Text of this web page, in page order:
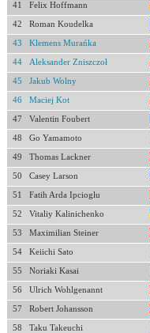
41 Felix Hoffmann
42 Roman Koudelka
43 Klemens Murańka
44 Aleksander Zniszczoł
45 Jakub Wolny
46 Maciej Kot
47 Valentin Foubert
48 Go Yamamoto
49 Thomas Lackner
50 Casey Larson
51 Fatih Arda Ipcioglu
52 Vitaliy Kalinichenko
53 Maximilian Steiner
54 Keiichi Sato
55 Noriaki Kasai
56 Ulrich Wohlgenannt
57 Robert Johansson
58 Taku Takeuchi